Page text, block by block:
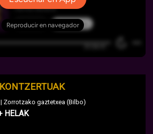
| Zorrotzako gaztetxea (Bilbo)
HELAK